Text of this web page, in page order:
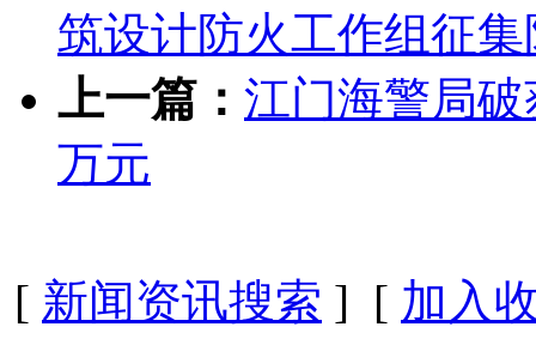
筑设计防火工作组征
上一篇： 江门海警局
万元
[ 新闻资讯搜索 ] [ 加入